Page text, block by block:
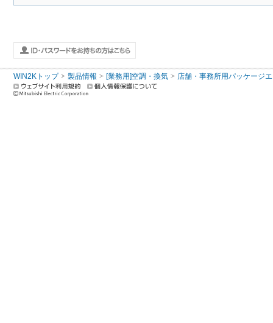
WIN2Kトップ 製品情報 [業務用]空調・換気 店舗・事務所用パッケージ